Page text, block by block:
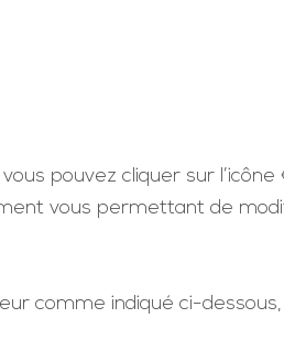
pouvez cliquer sur l’icône
vous permettant de
comme indiqué ci-